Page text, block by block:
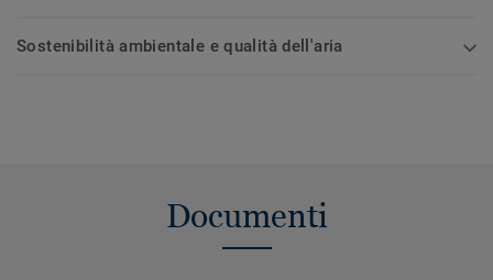
Sostenibilità ambientale e qualità dell'aria
Documenti